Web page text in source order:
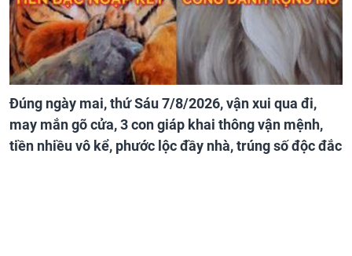
Đúng ngày mai, thứ Sáu 7/8/2026, vận xui qua đi,
may mắn gõ cửa, 3 con giáp khai thông vận mệnh,
tiền nhiều vô kể, phước lộc đầy nhà, trúng số độc đắc